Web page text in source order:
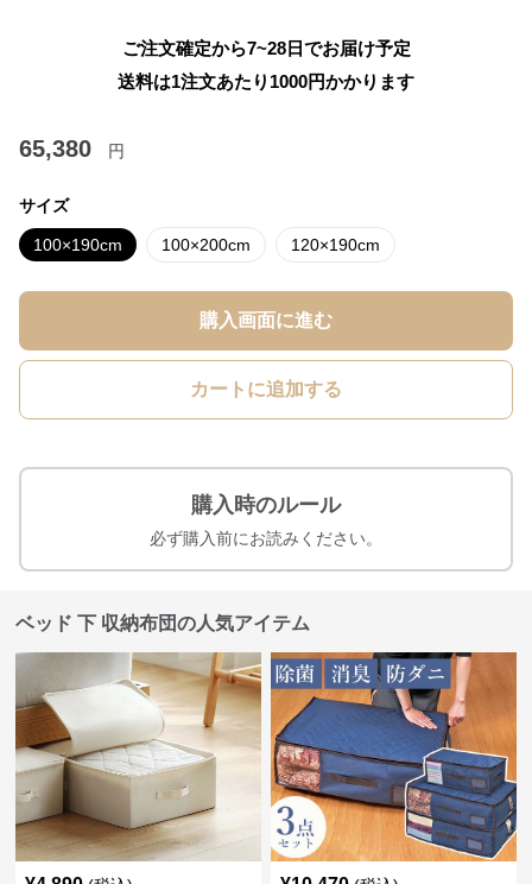
ご注文確定から7~28日でお届け予定
送料は1注文あたり 1000円かかります
65,380 円
サイズ
100×190cm 100×200cm 120×190cm
購入画面に進む
カートに追加する
購入時のルール
必ず購入前にお読みください。
ベッド 下 収納布団の人気アイテム